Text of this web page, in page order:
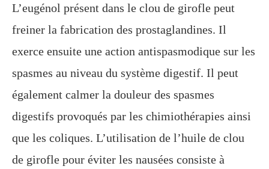
L’eugénol présent dans le clou de girofle peut
freiner la fabrication des prostaglandines. Il
exerce ensuite une action antispasmodique sur les
spasmes au niveau du système digestif. Il peut
également calmer la douleur des spasmes
digestifs provoqués par les chimiothérapies ainsi
que les coliques. L’utilisation de l’huile de clou
de girofle pour éviter les nausées consiste à